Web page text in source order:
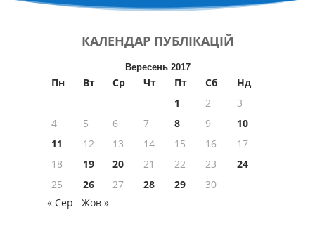
КАЛЕНДАР ПУБЛІКАЦІЙ
Вересень 2017
Пн Вт Ср Чт Пт Сб
Нд
1
2
3
4
5 6 7 8 9
10
11
12 13 14 15 16
17
18
19 20 21 22 23
24
25
26 27 28 29
30
« Сер
Жов »